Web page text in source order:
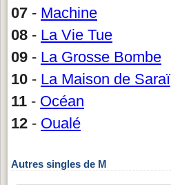
07 - Machine
08 - La Vie Tue
09 - La Grosse Bombe
10 - La Maison de Saraï
11 - Océan
12 - Oualé
Autres singles de M